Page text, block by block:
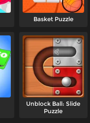
Basket Puzzle
Unblock Ball: Slide
Puzzle